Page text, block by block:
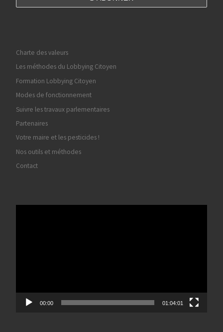
Charte des valeurs
Les méthodes du Lobbying Citoyen
Formation Lobbying Citoyen
Modes de fonctionnement
Suivre les travaux parlementaires
Partenaires
Votre maire et les pesticides !
Nos outils et méthodes
Contact
00:00 01:04:01